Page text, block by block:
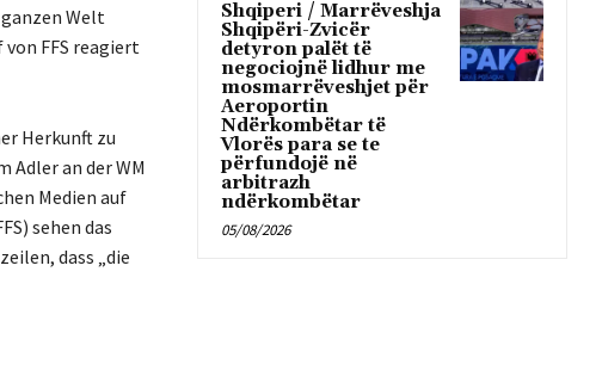
Welt
FFS reagiert
Herkunft zu
Adler an der WM
Medien auf
sehen das
dass „die
Shqiperi / Marrëveshja
Shqipëri-Zvicër
detyron palët të
negociojnë lidhur me
mosmarrëveshjet për
Aeroportin
Ndërkombëtar të
Vlorës para se te
përfundojë në
arbitrazh
ndërkombëtar
05/08/2026